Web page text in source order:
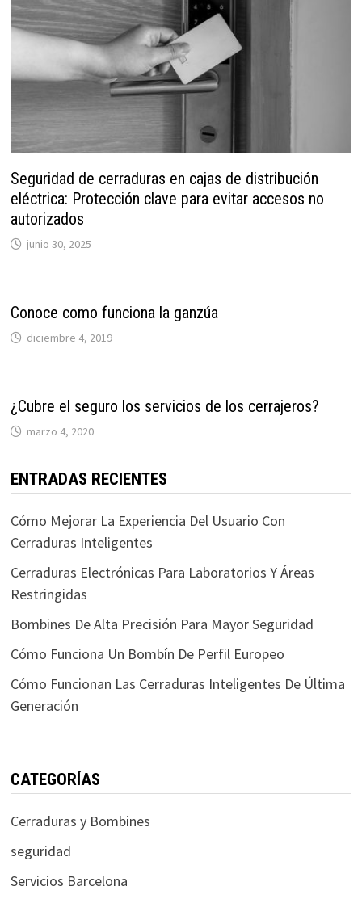
Seguridad de cerraduras en cajas de distribución
eléctrica: Protección clave para evitar accesos no
autorizados
junio 30, 2025
Conoce como funciona la ganzúa
diciembre 4, 2019
¿Cubre el seguro los servicios de los cerrajeros?
marzo 4, 2020
ENTRADAS RECIENTES
Cómo Mejorar La Experiencia Del Usuario Con
Cerraduras Inteligentes
Cerraduras Electrónicas Para Laboratorios Y Áreas
Restringidas
Bombines De Alta Precisión Para Mayor Seguridad
Cómo Funciona Un Bombín De Perfil Europeo
Cómo Funcionan Las Cerraduras Inteligentes De Última
Generación
CATEGORÍAS
Cerraduras y Bombines
seguridad
Servicios Barcelona